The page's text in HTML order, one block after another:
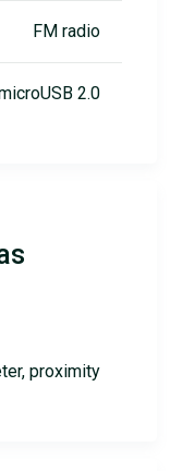
FM radio
2.0
proximity